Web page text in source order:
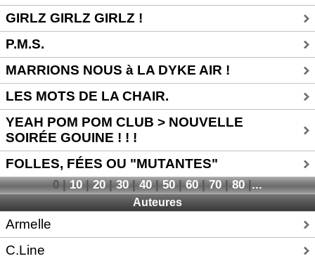
GIRLZ GIRLZ GIRLZ !
P.M.S.
MARRIONS NOUS à LA DYKE AIR !
LES MOTS DE LA CHAIR.
YEAH POM POM CLUB > NOUVELLE
SOIRÉE GOUINE ! ! !
FOLLES, FÉES OU "MUTANTES"
0|10|20|30|40|50|60|70|80|...
Auteures
Armelle
C.Line